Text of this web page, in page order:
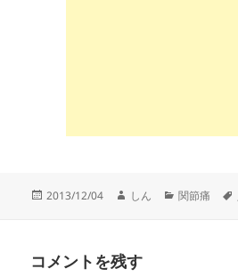
投
2013/12/04
作
しん
カ
関節痛
コメントを残す